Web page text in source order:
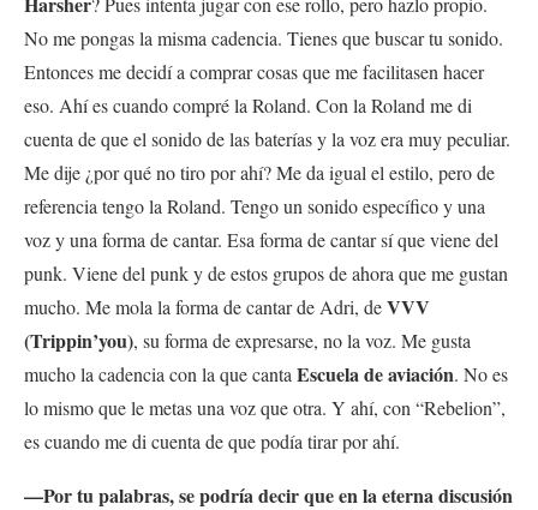
No me pongas la misma cadencia. Tienes que buscar tu sonido.
Entonces me decidí a comprar cosas que me facilitasen hacer
eso. Ahí es cuando compré la Roland. Con la Roland me di
cuenta de que el sonido de las baterías y la voz era muy peculiar.
Me dije ¿por qué no tiro por ahí? Me da igual el estilo, pero de
referencia tengo la Roland. Tengo un sonido específico y una
voz y una forma de cantar. Esa forma de cantar sí que viene del
punk. Viene del punk y de estos grupos de ahora que me gustan
mucho. Me mola la forma de cantar de Adri, deVVV
(Trippin’you), su forma de expresarse, no la voz. Me gusta
mucho la cadencia con la que canta Escuela de aviación. No es
lo mismo que le metas una voz que otra. Y ahí, con “Rebelion”,
es cuando me di cuenta de que podía tirar por ahí.
—Por tu palabras, se podría decir que en la eterna discusión